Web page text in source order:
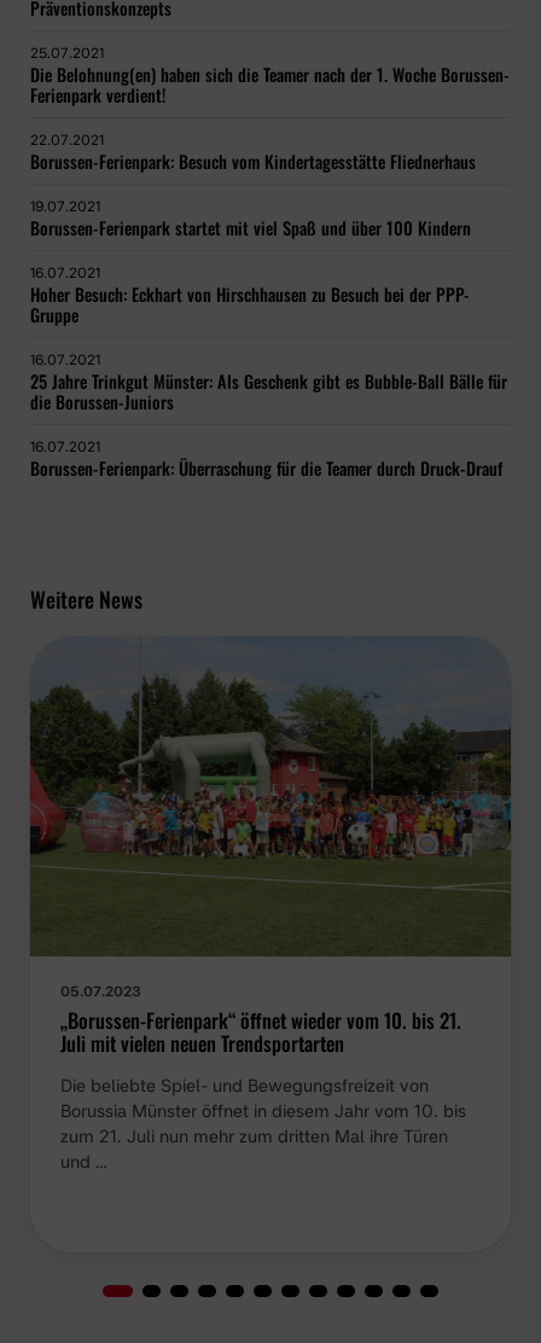
Präventionskonzepts
25.07.2021
Die Belohnung(en) haben sich die Teamer nach der 1. Woche Borussen-
Ferienpark verdient!
22.07.2021
Borussen-Ferienpark: Besuch vom Kindertagesstätte Fliednerhaus
19.07.2021
Borussen-Ferienpark startet mit viel Spaß und über 100 Kindern
16.07.2021
Hoher Besuch: Eckhart von Hirschhausen zu Besuch bei der PPP-
Gruppe
16.07.2021
25 Jahre Trinkgut Münster: Als Geschenk gibt es Bubble-Ball Bälle für
die Borussen-Juniors
16.07.2021
Borussen-Ferienpark: Überraschung für die Teamer durch Druck-Drauf
Weitere News
05.07.2023
„Borussen-Ferienpark“ öffnet wieder vom 10. bis 21.
Juli mit vielen neuen Trendsportarten
Die beliebte Spiel- und Bewegungsfreizeit von
Borussia Münster öffnet in diesem Jahr vom 10. bis
zum 21. Juli nun mehr zum dritten Mal ihre Türen
und …